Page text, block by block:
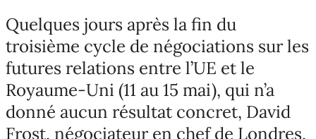
Quelques jours après la fin du
troisième cycle de négociations sur les
futures relations entre l’UE et le
Royaume-Uni (11 au 15 mai), qui n’a
donné aucun résultat concret, David
Frost, négociateur en chef de Londres,